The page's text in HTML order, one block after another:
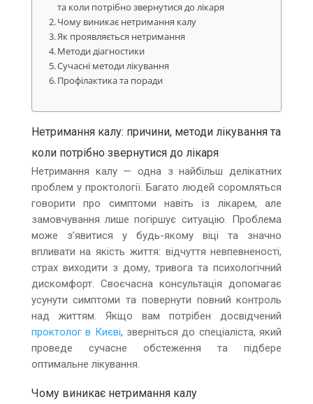
та коли потрібно звернутися до лікаря
Чому виникає нетримання калу
Як проявляється нетримання
Методи діагностики
Сучасні методи лікування
Профілактика та поради
Нетримання калу: причини, методи лікування та
коли потрібно звернутися до лікаря
Нетримання калу — одна з найбільш делікатних
проблем у проктології. Багато людей соромляться
говорити про симптоми навіть із лікарем, але
замовчування лише погіршує ситуацію. Проблема
може з’явитися у будь-якому віці та значно
впливати на якість життя: відчуття невпевненості,
страх виходити з дому, тривога та психологічний
дискомфорт. Своєчасна консультація допомагає
усунути симптоми та повернути повний контроль
над життям. Якщо вам потрібен досвідчений
проктолог в Києві, зверніться до спеціаліста, який
проведе сучасне обстеження та підбере
оптимальне лікування.
Чому виникає нетримання калу